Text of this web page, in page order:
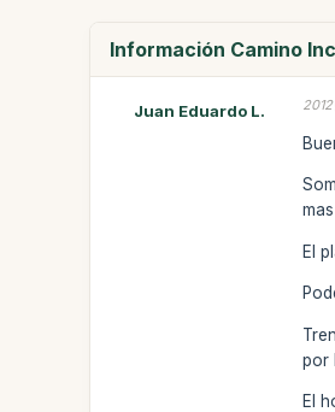
Información Camino
Juan Eduardo L.
El
por
El